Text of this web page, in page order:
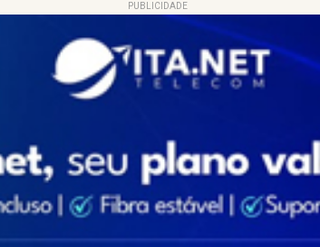
PUBLICIDADE